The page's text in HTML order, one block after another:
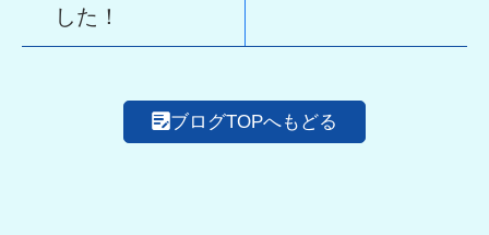
した！
ブログTOPへもどる